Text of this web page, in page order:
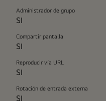
Administrador de grupo
SI
Compartir pantalla
SI
Reproducir vía URL
SI
Rotación de entrada externa
SI